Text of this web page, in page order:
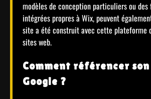
modèles de conception particuliers ou
intégrées propres à Wix, peuvent
site a été construit avec cette plateforme
sites web.
Comment référencer
Google ?